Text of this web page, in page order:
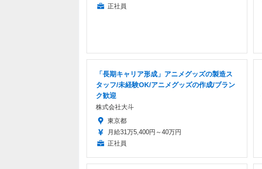
正社員
「長期キャリア形成」アニメグッズの製造ス
タッフ/未経験OK/アニメグッズの作成/ブラン
ク歓迎
株式会社大斗
東京都
月給31万5,400円～40万円
正社員